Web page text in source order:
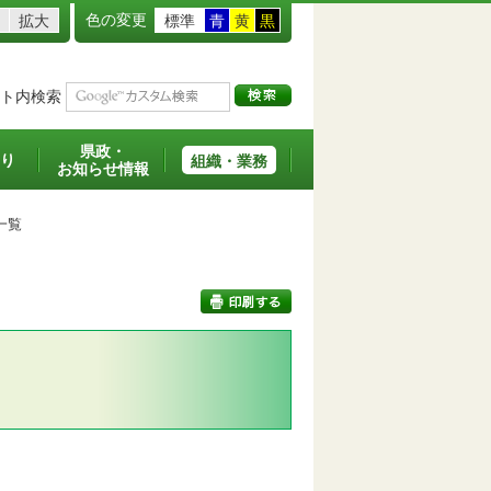
拡大 色の変更 標準 青 黄 黒
内検索
県政・
お知らせ情報
組織・業務
覧